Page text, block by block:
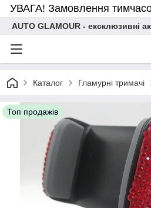
УВАГА! Замовлення
AUTO GLAMOUR - ексклюзивні
Каталог Гламурні тримачі
Топ продажів